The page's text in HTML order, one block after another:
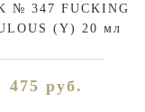
№ 347 FUCKING
(Y) 20 мл
475 руб.